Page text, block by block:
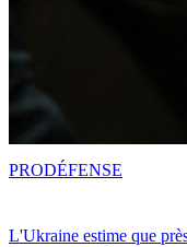
L'Ukraine estime que
PRODÉFENSE